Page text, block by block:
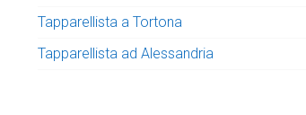
Tapparellista a Tortona
Tapparellista ad Alessandria